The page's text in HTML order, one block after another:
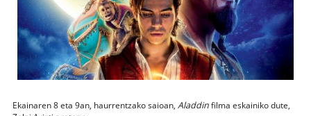
Ekainaren 8 eta 9an, haurrentzako saioan, Aladdinfilma eskainiko dute,